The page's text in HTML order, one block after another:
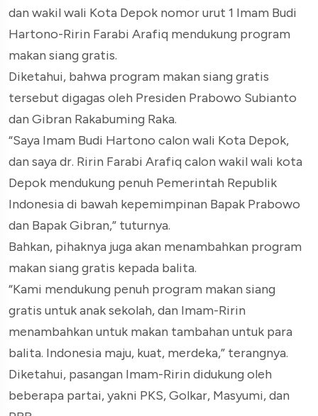
dan wakil wali Kota Depok nomor urut 1 Imam Budi
Hartono-Ririn Farabi Arafiq mendukung program
makan siang gratis.
Diketahui, bahwa program makan siang gratis
tersebut digagas oleh Presiden Prabowo Subianto
dan Gibran Rakabuming Raka.
“Saya Imam Budi Hartono calon wali Kota Depok,
dan saya dr. Ririn Farabi Arafiq calon wakil wali kota
Depok mendukung penuh Pemerintah Republik
Indonesia di bawah kepemimpinan Bapak Prabowo
dan Bapak Gibran,” tuturnya.
Bahkan, pihaknya juga akan menambahkan program
makan siang gratis kepada balita.
“Kami mendukung penuh program makan siang
gratis untuk anak sekolah, dan Imam-Ririn
menambahkan untuk makan tambahan untuk para
balita. Indonesia maju, kuat, merdeka,” terangnya.
Diketahui, pasangan Imam-Ririn didukung oleh
beberapa partai, yakni PKS, Golkar, Masyumi, dan